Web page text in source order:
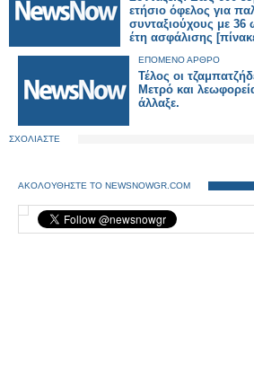
ετήσιο όφελος για
συνταξιούχους με 36
έτη ασφάλισης
ΕΠΟΜΕΝΟ ΑΡΘΡΟ
Τέλος οι
Μετρό και
άλλαξε.
ΣΧΟΛΙΑΣΤΕ
ΑΚΟΛΟΥΘΗΣΤΕ ΤΟ NEWSNOWGR.COM